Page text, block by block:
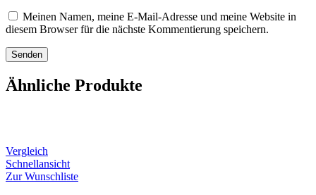
Meinen Namen, meine E-Mail-Adresse und meine Website in
diesem Browser für die nächste Kommentierung speichern.
Ähnliche Produkte
Vergleich
Schnellansicht
Zur Wunschliste